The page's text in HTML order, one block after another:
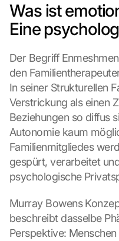
Was ist
Eine
Der Begriff
den
In seiner Strukturellen
Verstrickung als einen
Beziehungen so diffus
Autonomie kaum
Familienmitgliedes
gespürt, verarbeitet
psychologische
Murray Bowens
beschreibt dasselbe
Perspektive: